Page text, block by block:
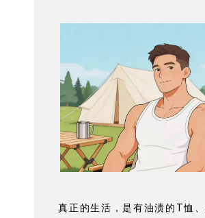
真正的生活，是有油渍的T恤